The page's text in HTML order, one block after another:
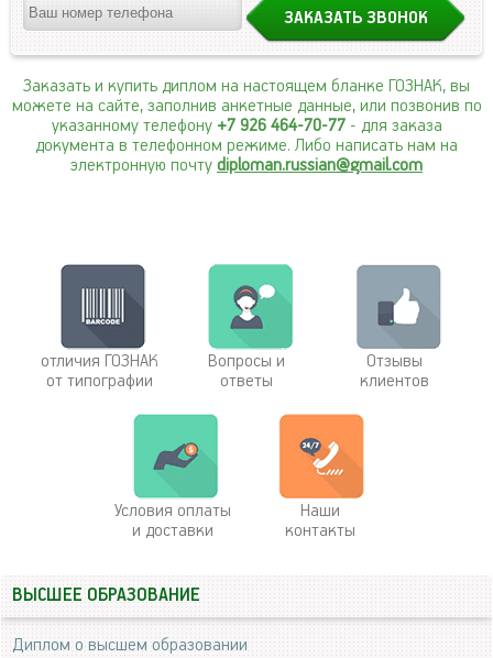
Заказать и купить диплом на настоящем бланке ГОЗНАК, вы
можете на сайте, заполнив анкетные данные, или позвонив по
указанному телефону +7 926 464-70-77- для заказа
документа в телефонном режиме. Либо написать нам на
электронную почту diploman.russian@gmail.com
отличия ГОЗНАК
от типографии
Вопросы и
ответы
Отзывы
клиентов
Условия оплаты
и доставки
Наши
контакты
ВЫСШЕЕ ОБРАЗОВАНИЕ
Диплом о высшем образовании